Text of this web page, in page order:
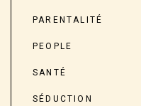
PARENTALITÉ
PEOPLE
SANTÉ
SÉDUCTION